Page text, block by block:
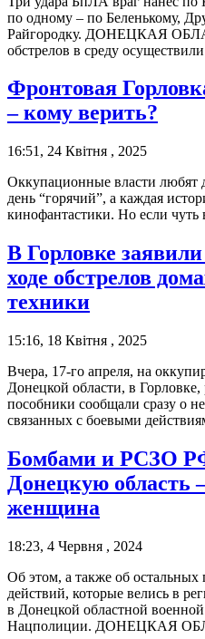
по одному – по Беленькому,
Райгородку. ДОНЕЦКАЯ
обстрелов в среду
Фронтовая
– кому верить?
16:51, 24 Квітня , 2025
Оккупационные власти
день “горячий”, а каждая
кинофантастики. Но если чуть
В Горловке
ходе обстрелов
техники
15:16, 18 Квітня , 2025
Вчера, 17-го апреля, на
Донецкой области, в
пособники сообщали сразу о
связанных с боевыми
Бомбами и РСЗО
Донецкую область
женщина
18:23, 4 Червня , 2024
Об этом, а также об остальных
действий, которые велись в
в Донецкой областной
Нацполиции. ДОНЕЦКАЯ